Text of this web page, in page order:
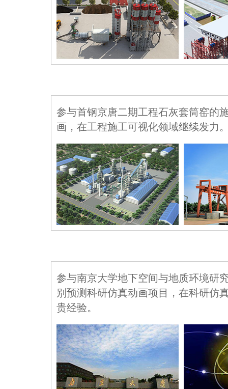
参与首钢京唐二期工程石灰套筒窑的
画，在工程施工可视化领域继续发力
参与南京大学地下空间与地质环境研
别预测科研仿真动画项目，在科研仿
贵经验。